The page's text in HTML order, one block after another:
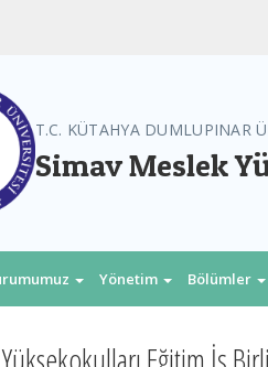
T.C. KÜTAHYA DUMLUPINAR
Simav Meslek
Yönetim Bölümler